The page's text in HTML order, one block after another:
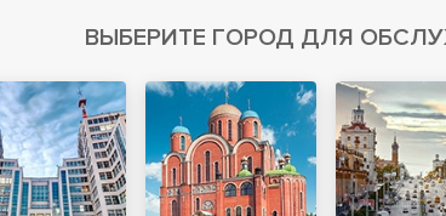
ВЫБЕРИТЕ ГОРОД ДЛЯ